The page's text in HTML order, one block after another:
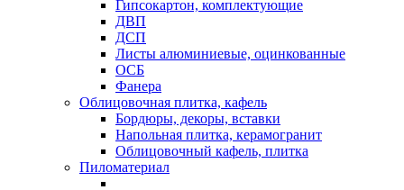
Гипсокартон, комплектующие
ДВП
ДСП
Листы алюминиевые, оцинкованные
ОСБ
Фанера
Облицовочная плитка, кафель
Бордюры, декоры, вставки
Напольная плитка, керамогранит
Облицовочный кафель, плитка
Пиломатериал